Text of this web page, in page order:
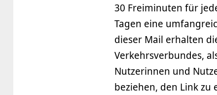
30 Freiminuten für
Tagen eine
dieser Mail erhalten
Verkehrsverbundes,
Nutzerinnen und
beziehen, den Link zu